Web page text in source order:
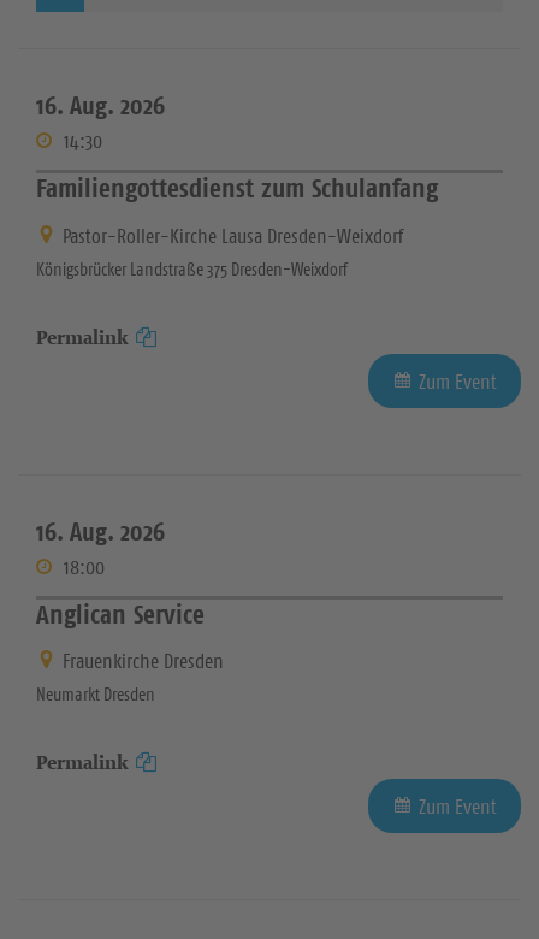
16. Aug. 2026
14:30
Familiengottesdienst zum Schulanfang
Pastor-Roller-Kirche Lausa Dresden-Weixdorf
Königsbrücker Landstraße 375 Dresden-Weixdorf
Permalink
Zum Event
16. Aug. 2026
18:00
Anglican Service
Frauenkirche Dresden
Neumarkt Dresden
Permalink
Zum Event